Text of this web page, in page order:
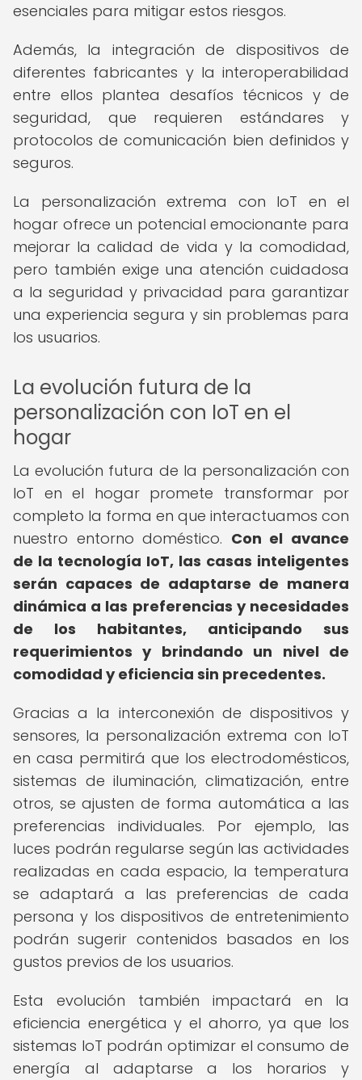
esenciales para mitigar estos riesgos.
Además, la integración de dispositivos de
diferentes fabricantes y la interoperabilidad
entre ellos plantea desafíos técnicos y de
seguridad, que requieren estándares y
protocolos de comunicación bien definidos y
seguros.
La personalización extrema con IoT en el
hogar ofrece un potencial emocionante para
mejorar la calidad de vida y la comodidad,
pero también exige una atención cuidadosa
a la seguridad y privacidad para garantizar
una experiencia segura y sin problemas para
los usuarios.
La evolución futura de la
personalización con IoT en el
hogar
La evolución futura de la personalización con
IoT en el hogar promete transformar por
completo la forma en que interactuamos con
nuestro entorno doméstico. Con el avance
de la tecnología IoT, las casas inteligentes
serán capaces de adaptarse de manera
dinámica a las preferencias y necesidades
de los habitantes, anticipando sus
requerimientos y brindando un nivel de
comodidad y eficiencia sin precedentes.
Gracias a la interconexión de dispositivos y
sensores, la personalización extrema con IoT
en casa permitirá que los electrodomésticos,
sistemas de iluminación, climatización, entre
otros, se ajusten de forma automática a las
preferencias individuales. Por ejemplo, las
luces podrán regularse según las actividades
realizadas en cada espacio, la temperatura
se adaptará a las preferencias de cada
persona y los dispositivos de entretenimiento
podrán sugerir contenidos basados en los
gustos previos de los usuarios.
Esta evolución también impactará en la
eficiencia energética y el ahorro, ya que los
sistemas IoT podrán optimizar el consumo de
energía al adaptarse a los horarios y